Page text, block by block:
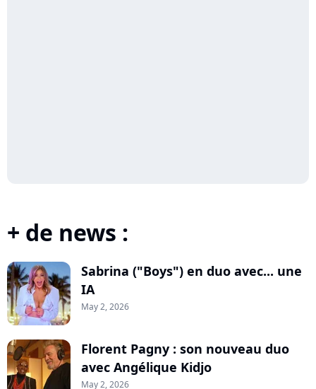
+ de news :
Sabrina ("Boys") en duo avec... une
IA
May 2, 2026
Florent Pagny : son nouveau duo
avec Angélique Kidjo
May 2, 2026